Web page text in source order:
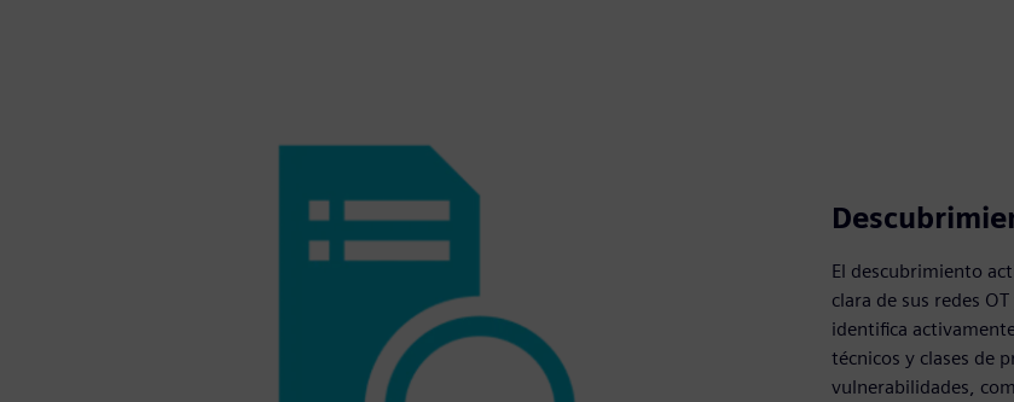
El descubrimiento
clara de sus redes
identifica
técnicos y clases de
vulnerabilidades,